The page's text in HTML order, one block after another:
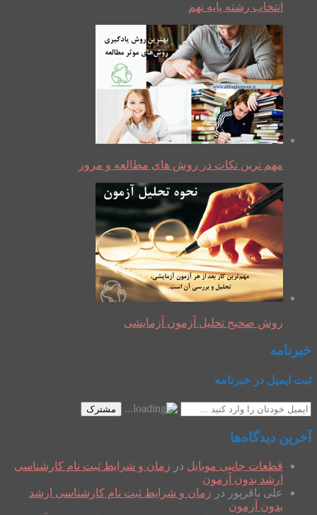
انتخاب رشته پایه نهم
مهم ترین نکات در روش های مطالعه و مرور
روش صحیح تحلیل آزمون آزمایشی
خبرنامه
ثبت ایمیل در خبرنامه
مشترک
آخرین دیدگاه‌ها
قطعات جانبی موبایل در زمان و شرایط ثبت نام کارشناسی
ارشد بدون آزمون
علی باقرپور در زمان و شرایط ثبت نام کارشناسی ارشد
بدون آزمون